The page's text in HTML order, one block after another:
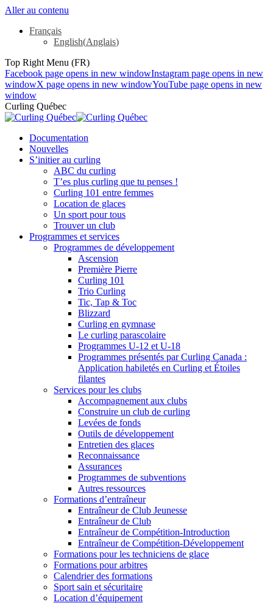
Aller au contenu
Français
English(Anglais)
Top Right Menu (FR)
Facebook page opens in new windowInstagram page opens in new
windowX page opens in new windowYouTube page opens in new
window
Curling Québec
Documentation
Nouvelles
S’initier au curling
ABC du curling
T’es plus curling que tu penses !
Curling 101 entre femmes
Location de glaces
Un sport pour tous
Trouver un club
Programmes et services
Programmes de développement
Ascension
Première Pierre
Curling 101
Trio Curling
Tic, Tap & Toc
Blizzard
Curling en gymnase
Le curling parascolaire
Programmes U-12 et U-18
Programmes présentés par Curling Canada :
Application habiletés en Curling et Étoiles
filantes
Services pour les clubs
Accompagnement aux clubs
Construire un club de curling
Levées de fonds
Outils de développement
Entretien des glaces
Reconnaissance
Assurances
Programmes de subventions
Autres ressources
Formations d’entraîneur
Entraîneur de Club Jeunesse
Entraîneur de Club
Entraîneur de Compétition-Introduction
Entraîneur de Compétition-Développement
Formations pour les techniciens de glace
Formations pour arbitres
Calendrier des formations
Sport sain et sécuritaire
Location d’équipement